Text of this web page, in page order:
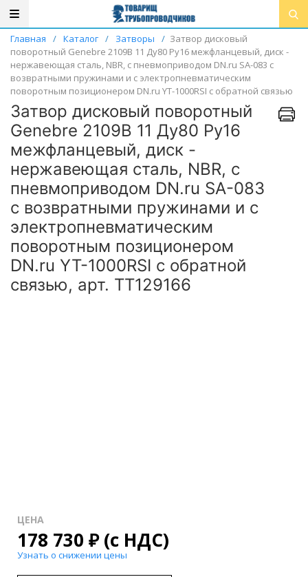
Главная / Каталог / Затворы / Затвор дисковый
поворотный Genebre 2109В 11 Ду80 Ру16 межфланцевый, диск -
нержавеющая сталь, NBR, с пневмоприводом DN.ru SA-083 с
возвратными пружинами и с электропневматическим
поворотным позиционером DN.ru YT-1000RSI с обратной связью
Затвор дисковый поворотный
Genebre 2109В 11 Ду80 Ру16
межфланцевый, диск -
нержавеющая сталь, NBR, с
пневмоприводом DN.ru SA-083
с возвратными пружинами и с
электропневматическим
поворотным позиционером
DN.ru YT-1000RSI с обратной
связью, арт. ТТ129166
ЦЕНА
178 730 ₽(с НДС)
Узнать о снижении цены